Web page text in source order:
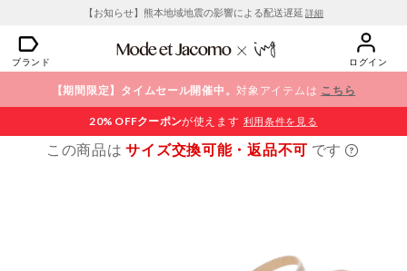
【お知らせ】熊本地域地震の影響による配送遅延 詳細
ブランド ログイン
【期間限定】タイムセール開催中。対象アイテムは こちら
20% OFFクーポンが使えます 利用条件を見る
この商品はサイズ交換可能・返品不可 です